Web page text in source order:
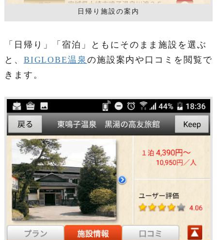
日帰り施設の案内
「日帰り」「宿泊」ともにそのまま施設を選ぶ
と、 BIGLOBE温泉 の施設案内や口コミを閲覧で
きます。